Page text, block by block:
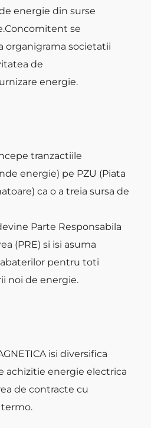
energie din surse
se
organigrama societatii
de
energie.
tranzactiile
energie) pe PZU (Piata
ca o a treia sursa de
Parte Responsabila
(PRE) si isi asuma
pentru toti
noi de energie.
isi diversifica
achizitie energie electrica
de contracte cu